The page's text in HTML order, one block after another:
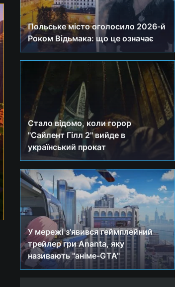
Польське місто оголосило 2026-й
Роком Відьмака: що це означає
Стало відомо, коли горор
"Сайлент Гілл 2" вийде в
український прокат
У мережі з'явився геймплейний
трейлер гри Ananta, яку
називають "аніме-GTA"